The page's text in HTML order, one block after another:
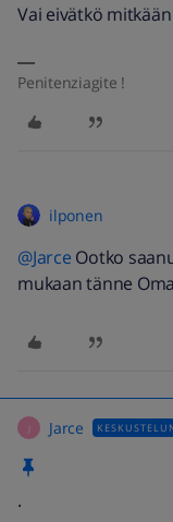
Vai eivätkö mitkään
Penitenziagite !
ilponen
@Jarce Ootko
mukaan tänne
Jarce
.